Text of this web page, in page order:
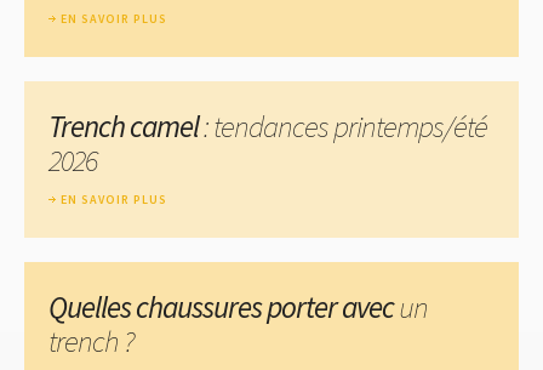
EN SAVOIR PLUS
Trench camel: tendances printemps/été
2026
EN SAVOIR PLUS
Quelles chaussures porter avecun
trench ?